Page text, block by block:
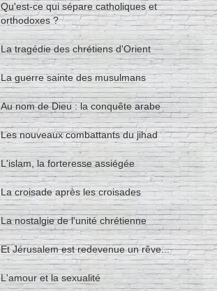
Qu'est-ce qui sépare catholiques et
orthodoxes ?
La tragédie des chrétiens d'Orient
La guerre sainte des musulmans
Au nom de Dieu : la conquête arabe
Les nouveaux combattants du jihad
L'islam, la forteresse assiégée
La croisade après les croisades
La nostalgie de l'unité chrétienne
Et Jérusalem est redevenue un rêve...
L'amour et la sexualité